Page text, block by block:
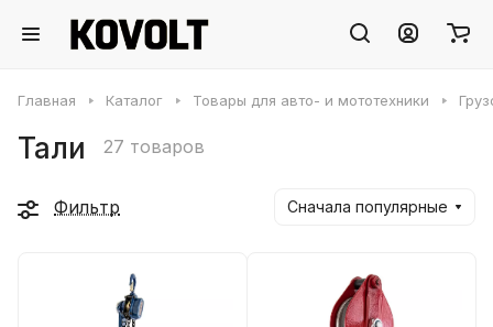
Главная Каталог Товары для авто- и мототехники
Тали 27 товаров
Фильтр Сначала популярные